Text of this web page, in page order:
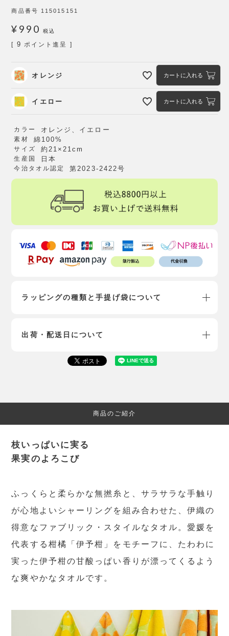
商品番号 115015151
¥ 990 税込
[ 9 ポイント進呈 ]
オレンジ カートに入れる
イエロー カートに入れる
カラー オレンジ、イエロー
素材 綿100%
サイズ 約21×21cm
生産国 日本
今治タオル認定 第2023-2422号
ラッピングの種類と手提げ袋について
出荷・配送日について
商品のご紹介
枝いっぱいに実る
果実のよろこび
ふっくらと柔らかな無撚糸と、サラサラな手触り
が心地よいシャーリングを組み合わせた、伊織の
得意なファブリック・スタイルなタオル。愛媛を
代表する柑橘「伊予柑」をモチーフに、たわわに
実った伊予柑の甘酸っぱい香りが漂ってくるよう
な爽やかなタオルです。